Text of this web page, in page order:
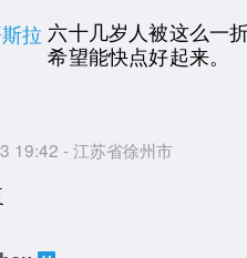
拉 六十几岁人被这么一
希望能快点好起来。
19:42 - 江苏省徐州市